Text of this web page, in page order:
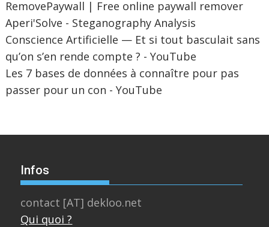
RemovePaywall | Free online paywall remover
Aperi'Solve - Steganography Analysis
Conscience Artificielle — Et si tout basculait sans
qu’on s’en rende compte ? - YouTube
Les 7 bases de données à connaître pour pas
passer pour un con - YouTube
Infos
contact [AT] dekloo.net
Qui quoi ?